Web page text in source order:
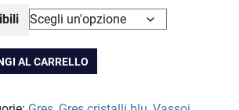
da
CHF 35.00
CHF 75.00
AL CARRELLO